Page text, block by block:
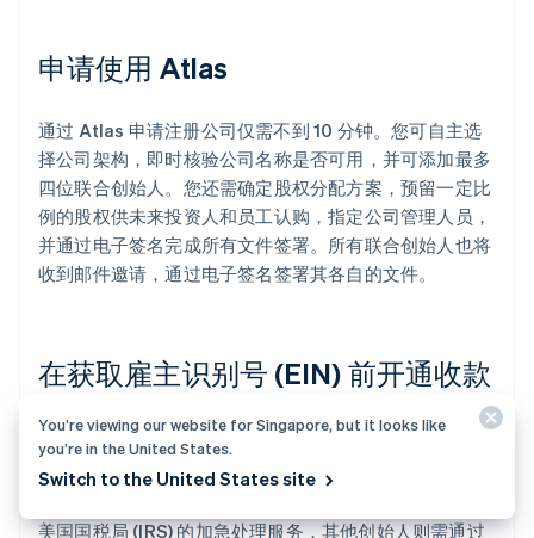
申请使用 Atlas
通过 Atlas 申请注册公司仅需不到 10 分钟。您可自主选
择公司架构，即时核验公司名称是否可用，并可添加最多
四位联合创始人。您还需确定股权分配方案，预留一定比
例的股权供未来投资人和员工认购，指定公司管理人员，
并通过电子签名完成所有文件签署。所有联合创始人也将
收到邮件邀请，通过电子签名签署其各自的文件。
在获取雇主识别号 (EIN) 前开通收款
和银行服务
完成公司注册后，Atlas 会为您申请雇主识别号 (EIN)。持
美国国税局 (IRS) 的加急处理服务，其他创始人则需通过
You’re viewing our website for Singapore, but it looks like
you’re in the United States.
Switch to the United States site